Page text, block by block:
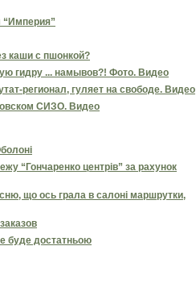
“Империя”
каши с пшонкой?
гидру ... намывов?! Фото. Видео
регионал, гуляет на свободе. Видео
СИЗО. Видео
“Гончаренко центрів” за рахунок
що ось грала в салоні маршрутки,
буде достатньою